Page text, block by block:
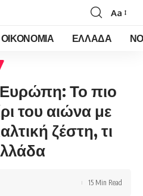
Font
Resizer
Aa
ΟΙΚΟΝΟΜΙΑ ΕΛΛΑΔΑ
Ευρώπη: Το πιο
του αιώνα με
ζέστη, τι
15 Min Read